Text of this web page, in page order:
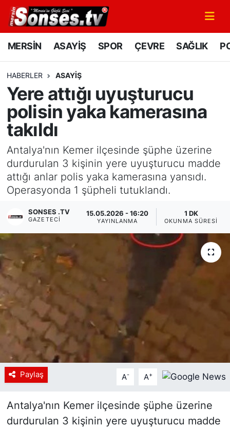
MERSİN ASAYİŞ SPOR ÇEVRE SAĞLIK
HABERLER ASAYİŞ
Yere attığı uyuşturucu
polisin yaka kamerasına
takıldı
Antalya'nın Kemer ilçesinde şüphe üzerine
durdurulan 3 kişinin yere uyuşturucu madde
attığı anlar polis yaka kamerasına yansıdı.
Operasyonda 1 şüpheli tutuklandı.
SONSES .TV
GAZETECI
15.05.2026 - 16:20
YAYINLANMA
1 DK
OKUNMA SÜRESI
Paylaş A- A+
Antalya'nın Kemer ilçesinde şüphe üzerine
durdurulan 3 kişinin yere uyuşturucu madde
MERSİN
SPOR
GÜNÜN MANŞETİ
DÜNYA
KÜLTÜR - SANAT
MAGAZİN
SAĞLIK
Siyaset
YEREL HABER
Haberde insan
Tanıtım
Mersin Nöbetçi Eczaneler
Mersin Namaz Vakitleri
Mersin Trafik Yoğunluk Haritası
Süper Lig Puan Durumu ve Fikstür
Tüm Manşetler
Son Dakika Haberleri
Haber Arşivi